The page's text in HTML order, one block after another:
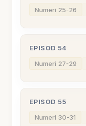
Numeri 25-26
EPISOD 54
Numeri 27-29
EPISOD 55
Numeri 30-31